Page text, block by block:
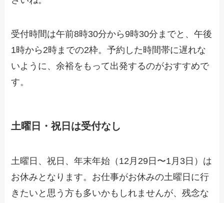
受付時間は午前8時30分から9時30分までと、午後
1時から2時までの2枠。予約した時間帯に遅れな
いように、余裕をもって出発するのがおすすめで
す。
土曜日・祝日は受付なし
土曜日、祝日、年末年始（12月29日〜1月3日）は
お休みとなります。お仕事がお休みの土曜日に行
きたいと思う方も多いかもしれませんが、残念な